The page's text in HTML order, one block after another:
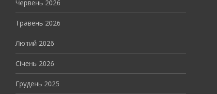
Червень 2026
Травень 2026
Лютий 2026
Січень 2026
Грудень 2025